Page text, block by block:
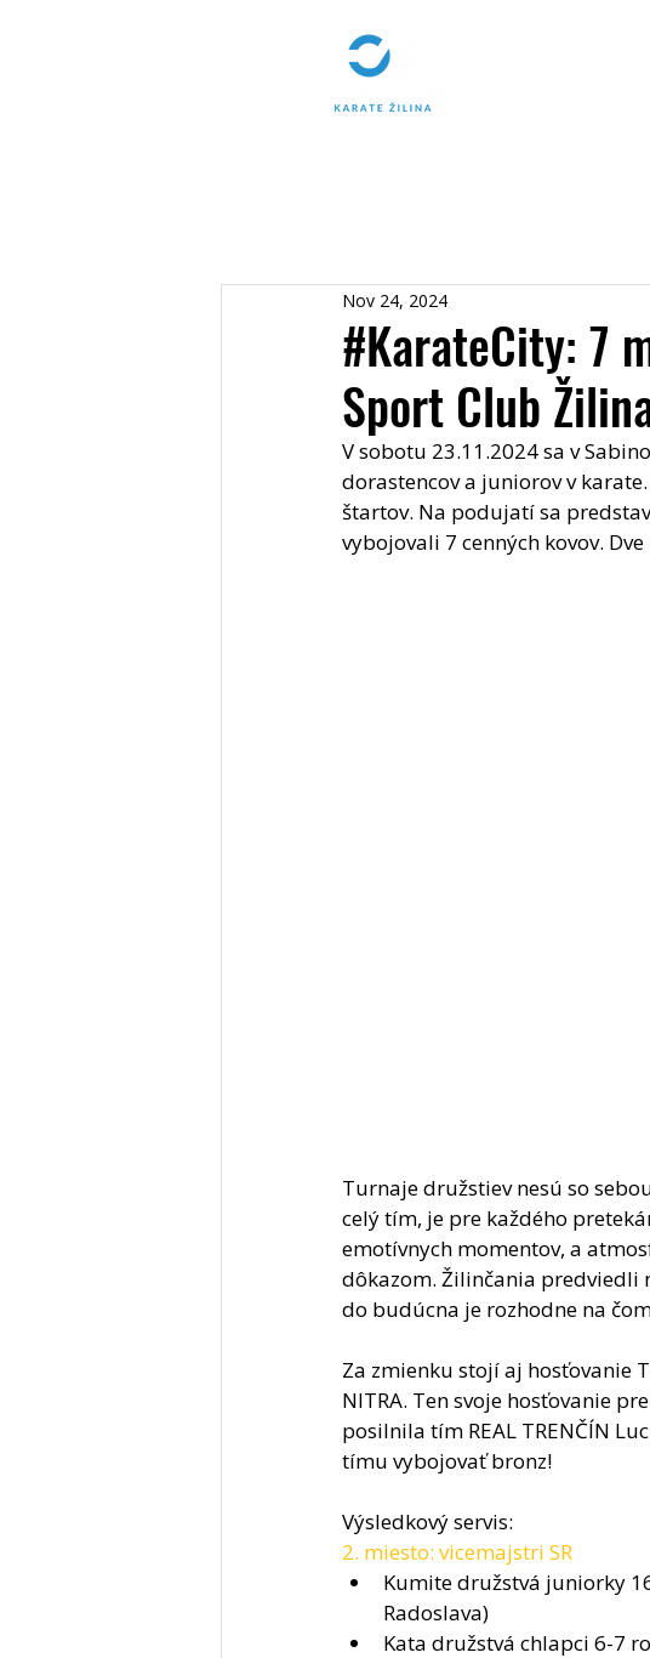
#KarateCity: 7
Sport Club
Nov 24, 2024
V sobotu 23.11.2024 sa v
dorastencov a juniorov v
štartov. Na podujatí sa
vybojovali 7 cenných kovov.
Turnaje družstiev nesú so
celý tím, je pre každého
emotívnych momentov, a
dôkazom. Žilinčania predviedli
do budúcna je rozhodne na
Za zmienku stojí aj hosťovanie
NITRA. Ten svoje hosťovanie
posilnila tím REAL TRENČÍN
tímu vybojovať bronz!
Výsledkový servis:
2. miesto: vicemajstri SR
Kumite družstvá juniorky
Radoslava)
Kata družstvá chlapci 6-7